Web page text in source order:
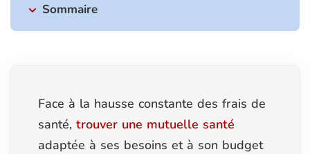
Sommaire
Face à la hausse constante des frais de
santé, trouver une mutuelle santé
adaptée à ses besoins et à son budget